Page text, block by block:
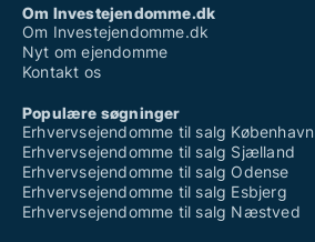
Om Investejendomme.dk
Om Investejendomme.dk
Nyt om ejendomme
Kontakt os
Populære søgninger
Erhvervsejendomme til salg København
Erhvervsejendomme til salg Sjælland
Erhvervsejendomme til salg Odense
Erhvervsejendomme til salg Esbjerg
Erhvervsejendomme til salg Næstved